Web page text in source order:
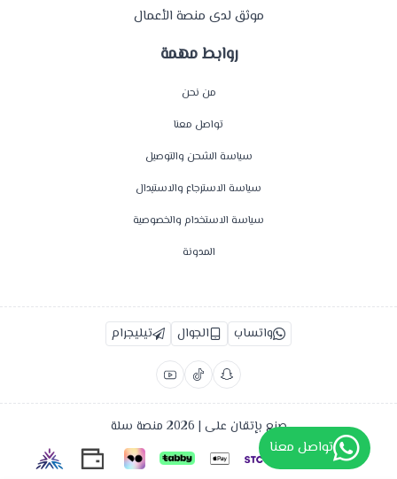
روابط مهمة
من نحن
تواصل معنا
سياسة الشحن والتوصيل
سياسة الاسترجاع والاستبدال
سياسة الاستخدام والخصوصية
المدونة
موثق لدى منصة الأعمال
واتساب الجوال تيليجرام
صنع بإتقان على | 2026 منصة سلة
تواصل معنا